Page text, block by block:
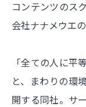
コンテンツのス
会社ナナメウエ
「全ての人に平
と、まわりの環
開する同社。サ